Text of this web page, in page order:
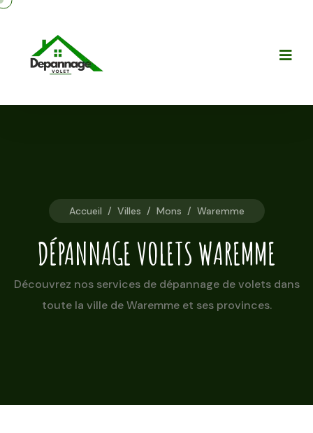
Accueil / Villes / Mons / Waremme
DÉPANNAGE VOLETS WAREMME
Découvrez nos services de dépannage de volets dans
toute la ville de Waremme et ses provinces.